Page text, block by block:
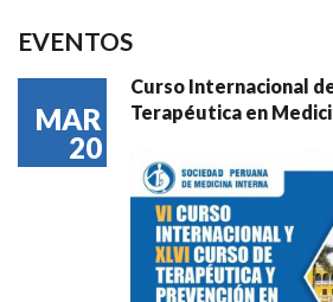
EVENTOS
MAR
20
Curso Internacional
Terapéutica en